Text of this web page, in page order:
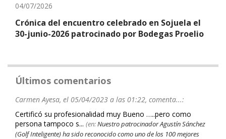
04/07/2026
Crónica del encuentro celebrado en Sojuela el
30-junio-2026 patrocinado por Bodegas Proelio
Últimos comentarios
Carmen Ayesa, el 05/04/2023 a las 01:22, comenta...:
Certificó su profesionalidad muy Bueno …..pero como
persona tampoco s... (en:Nuestro patrocinador Agustín Sánchez
(Golf Inteligente) ha sido reconocido como uno de los 100 mejores